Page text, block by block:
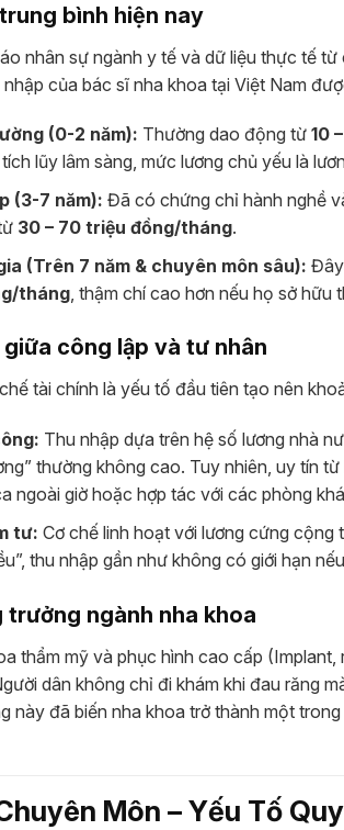
bình hiện nay
nhân sự ngành y tế và dữ liệu thực tế
của bác sĩ nha khoa tại Việt Nam
(0-2 năm): Thường dao động từ 10
lũy lâm sàng, mức lương chủ yếu là
(3-7 năm): Đã có chứng chỉ hành nghề
30 – 70 triệu đồng/tháng.
(Trên 7 năm & chuyên môn sâu): Đây
tháng, thậm chí cao hơn nếu họ sở hữu
công lập và tư nhân
tài chính là yếu tố đầu tiên tạo nên
Thu nhập dựa trên hệ số lương nhà
thường không cao. Tuy nhiên, uy tín
ngoài giờ hoặc hợp tác với các phòng
tư: Cơ chế linh hoạt với lương cứng cộng
thu nhập gần như không có giới hạn
trưởng ngành nha khoa
thẩm mỹ và phục hình cao cấp
dân không chỉ đi khám khi đau răng
này đã biến nha khoa trở thành một
Môn – Yếu Tố